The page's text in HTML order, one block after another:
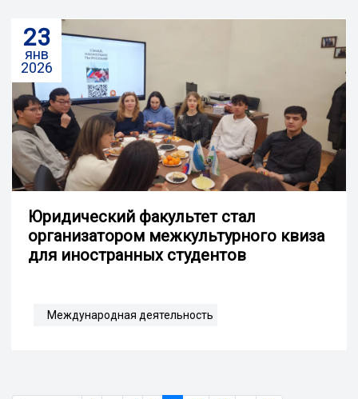
23
янв
2026
Юридический факультет стал
организатором межкультурного квиза
для иностранных студентов
Международная деятельность